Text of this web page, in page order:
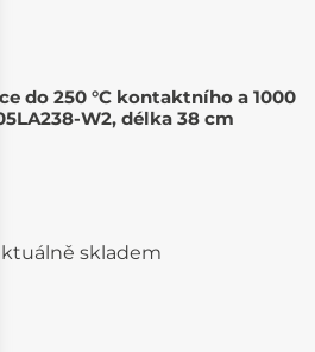
do 250 °C kontaktního a 1000
W2, délka 38 cm
skladem